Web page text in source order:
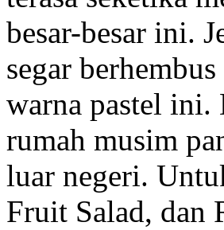
besar-besar ini.
segar
warna pastel ini.
rumah musim
luar negeri.
Fruit Salad, dan